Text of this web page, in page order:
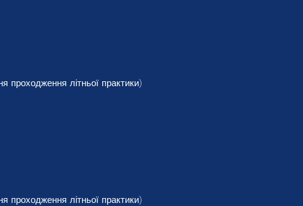
літньої практики)
літньої практики)